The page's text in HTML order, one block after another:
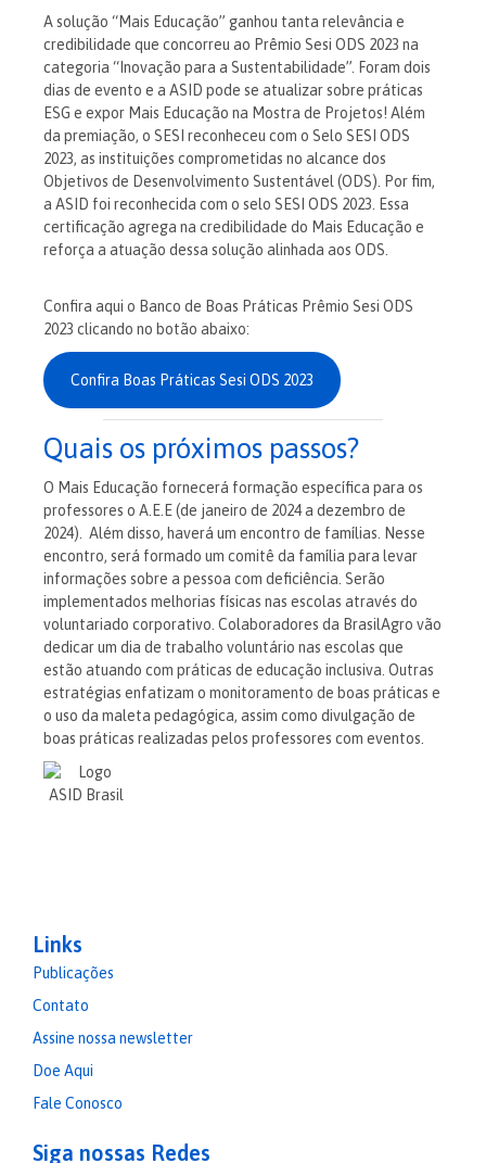
A solução “Mais Educação” ganhou tanta relevância e
credibilidade que concorreu ao Prêmio Sesi ODS 2023 na
categoria “Inovação para a Sustentabilidade”. Foram dois
dias de evento e a ASID pode se atualizar sobre práticas
ESG e expor Mais Educação na Mostra de Projetos! Além
da premiação, o SESI reconheceu com o Selo SESI ODS
2023, as instituições comprometidas no alcance dos
Objetivos de Desenvolvimento Sustentável (ODS). Por fim,
a ASID foi reconhecida com o selo SESI ODS 2023. Essa
certificação agrega na credibilidade do Mais Educação e
reforça a atuação dessa solução alinhada aos ODS.
Confira aqui o Banco de Boas Práticas Prêmio Sesi ODS
2023 clicando no botão abaixo:
Confira Boas Práticas Sesi ODS 2023
Quais os próximos passos?
O Mais Educação fornecerá formação específica para os
professores o A.E.E (de janeiro de 2024 a dezembro de
2024). Além disso, haverá um encontro de famílias. Nesse
encontro, será formado um comitê da família para levar
informações sobre a pessoa com deficiência. Serão
implementados melhorias físicas nas escolas através do
voluntariado corporativo. Colaboradores da BrasilAgro vão
dedicar um dia de trabalho voluntário nas escolas que
estão atuando com práticas de educação inclusiva. Outras
estratégias enfatizam o monitoramento de boas práticas e
o uso da maleta pedagógica, assim como divulgação de
boas práticas realizadas pelos professores com eventos.
Links
Publicações
Contato
Assine nossa newsletter
Doe Aqui
Fale Conosco
Siga nossas Redes